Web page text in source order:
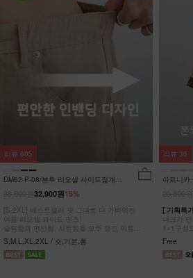
DM62-P-08/븐투 리오셀 사이드절개팬
15%
32,900원
[S-2XL] 베스트셀러 핏 그대로 더 가벼워진
여름 리오셀 와이드 팬츠!
슬림함과 편안함, 시원함을 모두 챙긴 여름
완전정복 팬츠
S,M,L,XL,2XL / 숏,기본,롱
리뷰 605
아르니카
[ 기획특
나크가
1+1구성
다 챙겨가
Free
리뷰 36